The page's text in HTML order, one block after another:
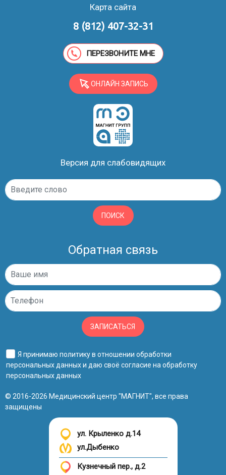
Карта сайта
8 (812) 407-32-31
ПЕРЕЗВОНИТЕ МНЕ
ОНЛАЙН ЗАПИСЬ
Версия для слабовидящих
ПОИСК
Обратная связь
ЗАПИСАТЬСЯ
Я принимаю политику в отношении обработки
персональных данныхи даю своё согласие на обработку
персональных данных
© 2016-2026 Медицинский центр "МАГНИТ", все права
защищены
ул. Крыленко д.14
ул.Дыбенко
Кузнечный пер., д.2